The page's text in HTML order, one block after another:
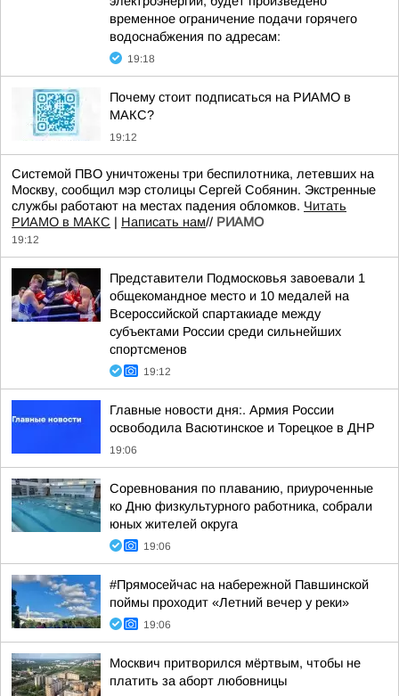
временное ограничение подачи горячего
водоснабжения по адресам:
19:18
Почему стоит подписаться на РИАМО в
МАКС?
19:12
Системой ПВО уничтожены три беспилотника, летевших на
Москву, сообщил мэр столицы Сергей Собянин. Экстренные
службы работают на местах падения обломков. Читать
РИАМО в МАКС | Написать нам// РИАМО
19:12
Представители Подмосковья завоевали 1
общекомандное место и 10 медалей на
Всероссийской спартакиаде между
субъектами России среди сильнейших
спортсменов
19:12
Главные новости дня:. Армия России
освободила Васютинское и Торецкое в ДНР
19:06
Соревнования по плаванию, приуроченные
ко Дню физкультурного работника, собрали
юных жителей округа
19:06
#Прямосейчас на набережной Павшинской
поймы проходит «Летний вечер у реки»
19:06
Москвич притворился мёртвым, чтобы не
платить за аборт любовницы